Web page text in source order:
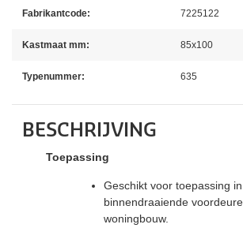
Fabrikantcode: 7225122
Kastmaat mm: 85x100
Typenummer: 635
BESCHRIJVING
Toepassing
Geschikt voor toepassing
binnendraaiende
woningbouw.